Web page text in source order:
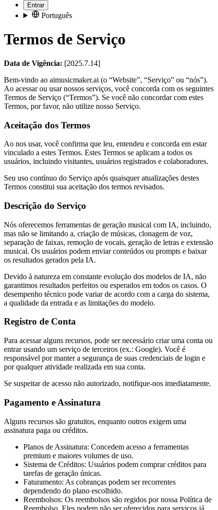
Entrar
Português
Termos de Serviço
Data de Vigência: [2025.7.14]
Bem-vindo ao aimusicmaker.ai (o “Website”, “Serviço” ou “nós”).
Ao acessar ou usar nossos serviços, você concorda com os seguintes
Termos de Serviço (“Termos”). Se você não concordar com estes
Termos, por favor, não utilize nosso Serviço.
Aceitação dos Termos
Ao nos usar, você confirma que leu, entendeu e concorda em estar
vinculado a estes Termos. Estes Termos se aplicam a todos os
usuários, incluindo visitantes, usuários registrados e colaboradores.
Seu uso contínuo do Serviço após quaisquer atualizações destes
Termos constitui sua aceitação dos termos revisados.
Descrição do Serviço
Nós oferecemos ferramentas de geração musical com IA, incluindo,
mas não se limitando a, criação de músicas, clonagem de voz,
separação de faixas, remoção de vocais, geração de letras e extensão
musical. Os usuários podem enviar conteúdos ou prompts e baixar
os resultados gerados pela IA.
Devido à natureza em constante evolução dos modelos de IA, não
garantimos resultados perfeitos ou esperados em todos os casos. O
desempenho técnico pode variar de acordo com a carga do sistema,
a qualidade da entrada e as limitações do modelo.
Registro de Conta
Para acessar alguns recursos, pode ser necessário criar uma conta ou
entrar usando um serviço de terceiros (ex.: Google). Você é
responsável por manter a segurança de suas credenciais de login e
por qualquer atividade realizada em sua conta.
Se suspeitar de acesso não autorizado, notifique-nos imediatamente.
Pagamento e Assinatura
Alguns recursos são gratuitos, enquanto outros exigem uma
assinatura paga ou créditos.
Planos de Assinatura: Concedem acesso a ferramentas
premium e maiores volumes de uso.
Sistema de Créditos: Usuários podem comprar créditos para
tarefas de geração únicas.
Faturamento: As cobranças podem ser recorrentes
dependendo do plano escolhido.
Reembolsos: Os reembolsos são regidos por nossa Política de
Reembolso. Eles podem não ser oferecidos para serviços já